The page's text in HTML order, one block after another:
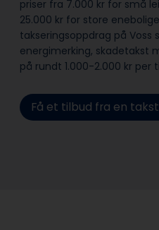
priser fra 7.000 kr for små
25.000 kr for store
takseringsoppdrag på Voss
energimerking, skadetakst
på rundt 1.000-2.000 kr per
Få et tilbud fra en